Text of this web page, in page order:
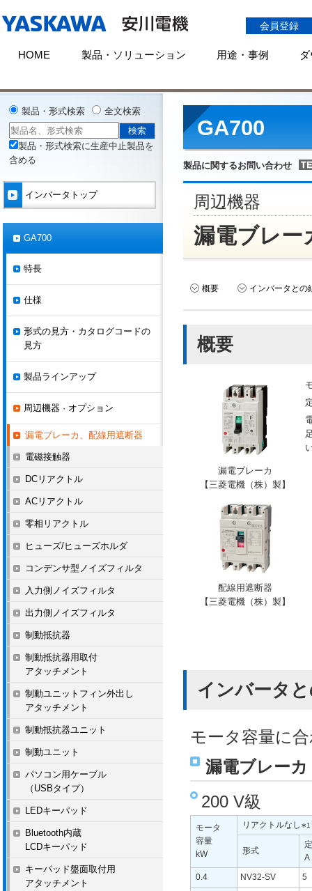
会員登録
HOME 製品・ソリューション 用途・事例
GA700
製品に関するお問い合わせ
周辺機器
漏電ブレー
概要 インバータとの
概要
漏電ブレーカ
【三菱電機（株）製】
配線用遮断器
【三菱電機（株）製】
インバータ
モータ容量に
漏電ブレーカ
200 V級
モータ
容量
kW
リアクトルなし ∗1
形式
A
0.4
NV32-SV
5
製品・形式検索 全文検索
製品・形式検索に生産中止製品を
含める
インバータトップ
GA700
特長
仕様
形式の見方・カタログコードの
見方
製品ラインアップ
周辺機器 · オプション
漏電ブレーカ、配線用遮断器
電磁接触器
DCリアクトル
ACリアクトル
零相リアクトル
ヒューズ/ヒューズホルダ
コンデンサ型ノイズフィルタ
入力側ノイズフィルタ
出力側ノイズフィルタ
制動抵抗器
制動抵抗器用取付
アタッチメント
制動ユニットフィン外出し
アタッチメント
制動抵抗器ユニット
制動ユニット
パソコン用ケーブル
（USBタイプ）
LEDキーパッド
Bluetooth内蔵
LCDキーパッド
キーパッド盤面取付用
アタッチメント